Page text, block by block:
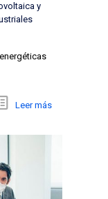
y
Leer más